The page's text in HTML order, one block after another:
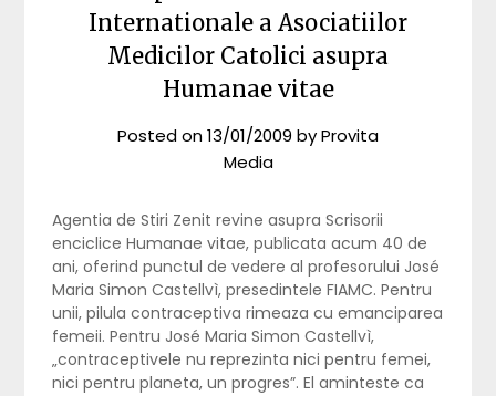
Internationale a Asociatiilor
Medicilor Catolici asupra
Humanae vitae
Posted on13/01/2009 byProvita
Media
Agentia de Stiri Zenit revine asupra Scrisorii
enciclice Humanae vitae, publicata acum 40 de
ani, oferind punctul de vedere al profesorului José
Maria Simon Castellvì, presedintele FIAMC. Pentru
unii, pilula contraceptiva rimeaza cu emanciparea
femeii. Pentru José Maria Simon Castellvì,
„contraceptivele nu reprezinta nici pentru femei,
nici pentru planeta, un progres”. El aminteste ca